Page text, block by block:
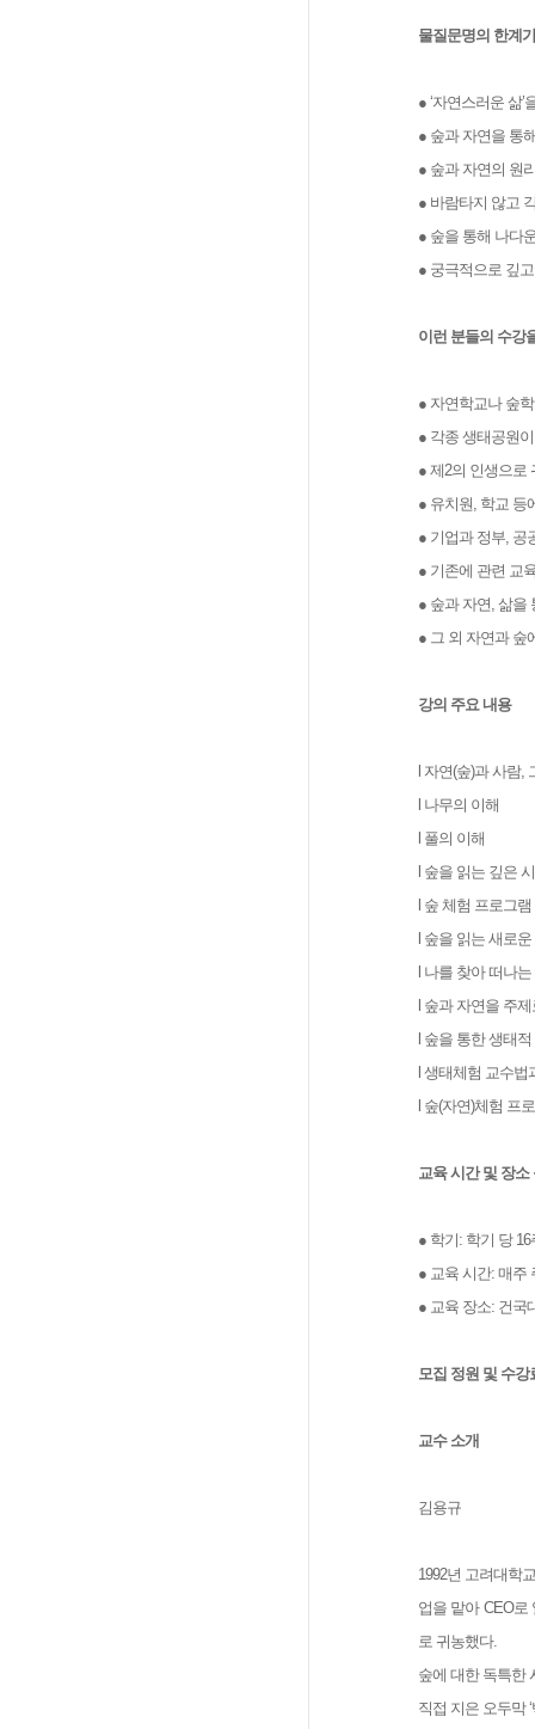
물질문명의 한계
● ‘자연스러운 삶
● 숲과 자연을 통
● 숲과 자연의 원
● 바람타지 않고
● 숲을 통해 나다
● 궁극적으로 깊
이런 분들의 수강
● 자연학교나 숲
● 각종 생태공원
● 제2의 인생으로
● 유치원, 학교 등
● 기업과 정부, 공
● 기존에 관련 교
● 숲과 자연, 삶을
● 그 외 자연과 숲
강의 주요 내용
l 자연(숲)과 사람,
l 나무의 이해
l 풀의 이해
l 숲을 읽는 깊은
l 숲 체험 프로그
l 숲을 읽는 새로
l 나를 찾아 떠나
l 숲과 자연을 주
l 숲을 통한 생태
l 생태체험 교수
l 숲(자연)체험 프
교육 시간 및 장소
● 학기: 학기 당 16
● 교육 시간: 매주
● 교육 장소: 건국
모집 정원 및 수강
교수 소개
김용규
1992년 고려대학
업을 맡아 CEO로
로 귀농했다.
숲에 대한 독특한
직접 지은 오두막